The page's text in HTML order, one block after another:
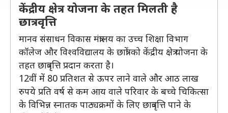
केंद्रीय क्षेत्र योजना के तहत मिलती है
छात्रवृत्ति
मानव संसाधन विकास मंत्रालय का उच्च शिक्षा विभाग
कॉलेज और विश्वविद्यालय के छात्रों को केंद्रीय क्षेत्र योजना के
तहत छात्रवृत्ति प्रदान करता है।
12वीं में 80 प्रतिशत से ऊपर लाने वाले और आठ लाख
रुपये प्रति वर्ष से कम आय वाले परिवार के बच्चे चिकित्सा
के विभिन्न स्नातक पाठ्यक्रमों के लिए छात्रवृत्ति पाने के